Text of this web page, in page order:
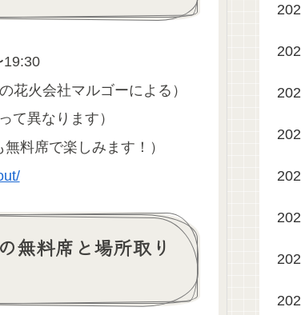
19:30
花火会社マルゴーによる）
て異なります）
料席で楽しみます！）
無料席と場所取り